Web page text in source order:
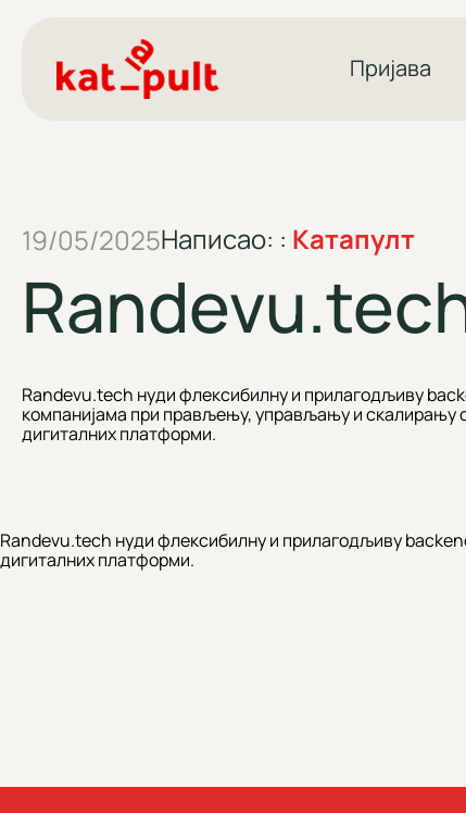
Пријава
19/05/2025Написао: : Катапулт
Randevu.tech нуди флексибилну и прилагодљиву
компанијама при прављењу, управљању и скалирању
дигиталних платформи.
Randevu.tech нуди флексибилну и прилагодљиву
дигиталних платформи.